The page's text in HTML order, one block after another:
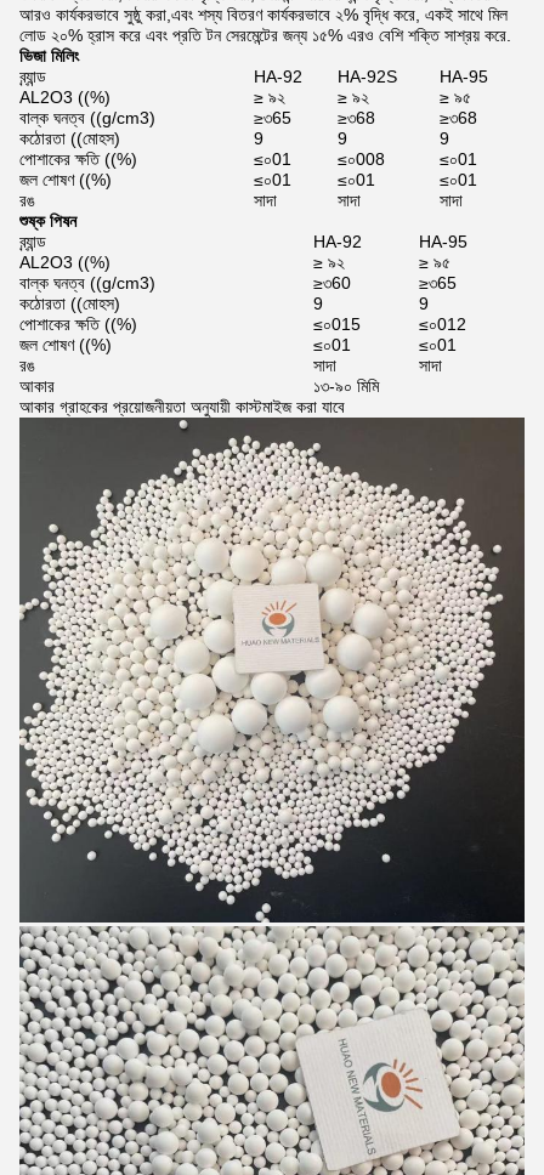
আরও কার্যকরভাবে সুষ্ঠু করা,এবং শস্য বিতরণ কার্যকরভাবে ২% বৃদ্ধি করে, একই সাথে মিল
লোড ২০% হ্রাস করে এবং প্রতি টন সেরমেন্টের জন্য ১৫% এরও বেশি শক্তি সাশ্রয় করে.
ভিজা মিলিং
ব্র্যান্ড
HA-92 HA-92S
HA-95
AL2O3 ((%)
≥ ৯২ ≥ ৯২
≥ ৯৫
বাল্ক ঘনত্ব ((g/cm3)
≥৩65 ≥৩68
≥৩68
কঠোরতা ((মোহস)
9 9
9
পোশাকের ক্ষতি ((%)
≤০01 ≤০008
≤০01
জল শোষণ ((%)
≤০01 ≤০01
≤০01
রঙ
সাদা সাদা
সাদা
শুষ্ক পিষন
ব্র্যান্ড
HA-92
HA-95
AL2O3 ((%)
≥ ৯২
≥ ৯৫
বাল্ক ঘনত্ব ((g/cm3)
≥৩60
≥৩65
কঠোরতা ((মোহস)
9
9
পোশাকের ক্ষতি ((%)
≤০015
≤০012
জল শোষণ ((%)
≤০01
≤০01
রঙ
সাদা
সাদা
আকার
১৩-৯০ মিমি
আকার গ্রাহকের প্রয়োজনীয়তা অনুযায়ী কাস্টমাইজ করা যাবে